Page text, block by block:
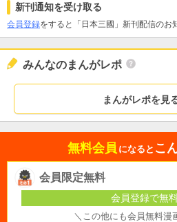
新刊通知を受け取る
会員登録をすると「日本三國」新刊配信のお
みんなのまんがレポ
まんがレポを見
無料会員 になると こ
会員限定無料
会員登録で無
＼この他にも会員無料漫